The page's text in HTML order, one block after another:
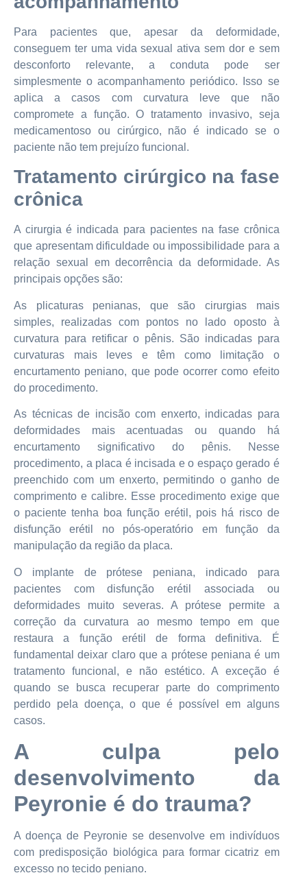
Para pacientes que, apesar da deformidade,
conseguem ter uma vida sexual ativa sem dor e sem
desconforto relevante, a conduta pode ser
simplesmente o acompanhamento periódico. Isso se
aplica a casos com curvatura leve que não
compromete a função. O tratamento invasivo, seja
medicamentoso ou cirúrgico, não é indicado se o
paciente não tem prejuízo funcional.
Tratamento cirúrgico na fase
crônica
A cirurgia é indicada para pacientes na fase crônica
que apresentam dificuldade ou impossibilidade para a
relação sexual em decorrência da deformidade. As
principais opções são:
As plicaturas penianas, que são cirurgias mais
simples, realizadas com pontos no lado oposto à
curvatura para retificar o pênis. São indicadas para
curvaturas mais leves e têm como limitação o
encurtamento peniano, que pode ocorrer como efeito
do procedimento.
As técnicas de incisão com enxerto, indicadas para
deformidades mais acentuadas ou quando há
encurtamento significativo do pênis. Nesse
procedimento, a placa é incisada e o espaço gerado é
preenchido com um enxerto, permitindo o ganho de
comprimento e calibre. Esse procedimento exige que
o paciente tenha boa função erétil, pois há risco de
disfunção erétil no pós-operatório em função da
manipulação da região da placa.
O implante de prótese peniana, indicado para
pacientes com disfunção erétil associada ou
deformidades muito severas. A prótese permite a
correção da curvatura ao mesmo tempo em que
restaura a função erétil de forma definitiva. É
fundamental deixar claro que a prótese peniana é um
tratamento funcional, e não estético. A exceção é
quando se busca recuperar parte do comprimento
perdido pela doença, o que é possível em alguns
casos.
A culpa pelo
desenvolvimento da
Peyronie é do trauma?
A doença de Peyronie se desenvolve em indivíduos
com predisposição biológica para formar cicatriz em
excesso no tecido peniano.